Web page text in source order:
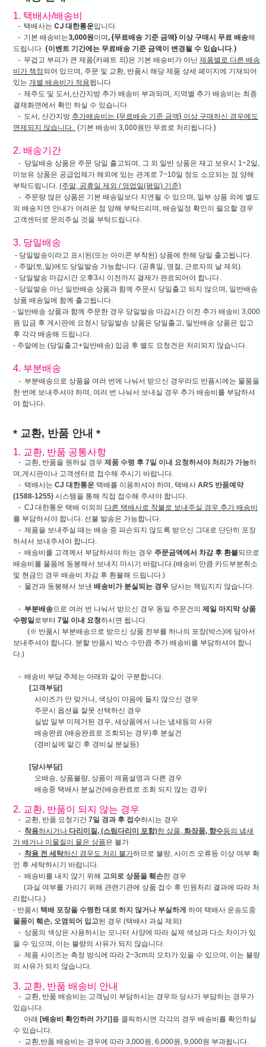
1. 택배사/배송비
- 택배사는 CJ 대한통운입니다.
- 기본 배송비는3,000원이며 , {무료배송 기준 금액} 이상 구매시 무료 배송해
드립니다. (이벤트 기간에는 무료배송 기준 금액이 변경될 수 있습니다.)
- 무겁고 부피가 큰 제품(카페트 외)은 기본 배송비가 아닌 제품별로 다른 배송
비가 책정되어 있으며, 주문 및 교환, 반품시 해당 제품 상세 페이지에 기재되어
있는 개별 배송비가 적용됩니다
- 제주도 및 도서,산간지방 추가 배송비 부과되며, 지역별 추가 배송비는 최종
결재화면에서 확인 하실 수 있습니다.
- 도서, 산간지방 추가배송비는 {무료배송 기준 금액} 이상 구매하신 경우에도
면제되지 않습니다. (기본 배송비 3,000원만 무료로 처리됩니다.)
2. 배송기간
- 당일배송 상품은 주문 당일 출고되며, 그 외 일반 상품은 재고 보유시 1~2일,
미보유 상품은 공급업체가 해외에 있는 관계로 7~10일 정도 소요되는 점 양해
부탁드립니다. (주말, 공휴일 제외 / 영업일(평일) 기준)
- 주문량 많은 상품은 기본 배송일보다 지연될 수 있으며, 일부 상품 외에 별도
의 배송지연 안내가 어려운 점 양해 부탁드리며, 배송일정 확인이 필요할 경우
고객센터로 문의주실 것을 부탁드립니다.
3. 당일배송
- 당일발송이라고 표시된(또는 아이콘 부착된) 상품에 한해 당일 출고됩니다.
- 주말(토,일)에도 당일발송 가능합니다. (공휴일, 명절, 근로자의 날 제외).
- 당일발송 마감시간 오후3시 이전까지 결제가 완료되어야 합니다.
- 당일발송 아닌 일반배송 상품과 함께 주문시 당일출고 되지 않으며, 일반배송
상품 배송일에 함께 출고됩니다.
- 일반배송 상품과 함께 주문한 경우 당일발송 마감시간 이전 추가 배송비 3,000
원 입금 후 게시판에 요청시 당일발송 상품은 당일출고, 일반배송 상품은 입고
후 각각 배송해 드립니다.
- 주말에는 (당일출고+일반배송) 입금 후 별도 요청건은 처리되지 않습니다.
4. 부분배송
- 부분배송으로 상품을 여러 번에 나눠서 받으신 경우라도 반품시에는 물품을
한 번에 보내주셔야 하며, 여러 번 나눠서 보내실 경우 추가 배송비를 부담하셔
야 합니다.
* 교환, 반품 안내 *
1. 교환, 반품 공통사항
- 교환, 반품을 원하실 경우 제품 수령 후 7일 이내 요청하셔야 처리가 가능하
며,게시판이나 고객센터로 접수해 주시기 바랍니다.
- 택배사는 CJ 대한통운 택배를 이용하셔야 하며, 택배사 ARS 반품예약
(1588-1255) 시스템을 통해 직접 접수해 주셔야 합니다.
- CJ 대한통운 택배 이외의 다른 택배사로 착불로 보내주실 경우 추가 배송비
를 부담하셔야 합니다. 선불 발송은 가능합니다.
- 제품을 보내주실 때는 배송 중 파손되지 않도록 받으신 그대로 단단히 포장
하셔서 보내주셔야 합니다.
- 배송비를 고객께서 부담하셔야 하는 경우 주문금액에서 차감 후 환불되므로
배송비를 물품에 동봉해서 보내지 마시기 바랍니다.(배송비 만큼 카드부분취소
및 현금인 경우 배송비 차감 후 환불해 드립니다.)
- 물건과 동봉해서 보낸 배송비가 분실되는 경우 당사는 책임지지 않습니다.
- 부분배송으로 여러 번 나눠서 받으신 경우 동일 주문건의 제일 마지막 상품
수령일로부터 7일 이내 요청하시면 됩니다.
(※ 반품시 부분배송으로 받으신 상품 전부를 하나의 포장(박스)에 담아서
보내주셔야 합니다. 분할 반품시 박스 수만큼 추가 배송비를 부담하셔야 합니
다.)
- 배송비 부담 주체는 아래와 같이 구분합니다.
[고객부담]
사이즈가 안 맞거나, 색상이 마음에 들지 않으신 경우
주문시 옵션을 잘못 선택하신 경우
실밥 일부 미제거된 경우, 새상품에서 나는 냄새등의 사유
배송완료 (배송완료로 조회되는 경우)후 분실건
(경비실에 맡긴 후 경비실 분실등)
[당사부담]
오배송, 상품불량, 상품이 제품설명과 다른 경우
배송중 택배사 분실건(배송완료로 조회 되지 않는 경우)
2. 교환, 반품이 되지 않는 경우
- 교환, 반품 요청기간 7일 경과 후 접수하시는 경우
- 착용하시거나 다리미질, (스팀다리미 포함)한 상품, 화장품, 향수등의 냄새
가 배거나 이물질이 뭍은 상품은 불가
- 착용 전 세탁하신 경우도 처리 불가하므로 불량, 사이즈 오류등 이상 여부 확
인 후 세탁하시기 바랍니다.
- 배송비를 내지 않기 위해 고의로 상품을 훼손한 경우
(과실 여부를 가리기 위해 관련기관에 상품 접수 후 민원처리 결과에 따라 처
리합니다.)
- 반품시 택배 포장을 수령한 대로 하지 않거나 부실하게 하여 택배사 운송도중
물품이 훼손, 오염되어 입고된 경우 (택배사 과실 제외)
- 상품의 색상은 사용하시는 모니터 사양에 따라 실제 색상과 다소 차이가 있
을 수 있으며, 이는 불량의 사유가 되지 않습니다.
- 제품 사이즈는 측정 방식에 따라 2~3cm의 오차가 있을 수 있으며, 이는 불량
의 사유가 되지 않습니다.
3. 교환, 반품 배송비 안내
- 교환, 반품 배송비는 고객님이 부담하시는 경우와 당사가 부담하는 경우가
있습니다.
아래 [배송비 확인하러 가기] 를 클릭하시면 각각의 경우 배송비를 확인하실
수 있습니다.
- 교환,반품 배송비는 경우에 따라 3,000원, 6,000원, 9,000원 부과됩니다.